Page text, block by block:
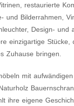
restaurierte
und Bilderrahmen,
Design- und
einzigartige Stücke,
Zuhause bringen.
mit
ihre eigene